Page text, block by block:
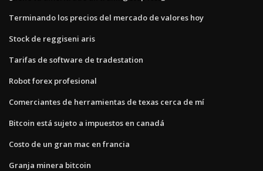
Terminando los precios del mercado de valores hoy
Stock de reggiseni aris
Tarifas de software de tradestation
Robot forex profesional
Comerciantes de herramientas de texas cerca de mí
Bitcoin está sujeto a impuestos en canadá
Costo de un gran mac en francia
Granja minera bitcoin